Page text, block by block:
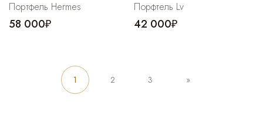
Портфель Hermes
58 000₽
Порфтель Lv
42 000₽
1 2 3 »